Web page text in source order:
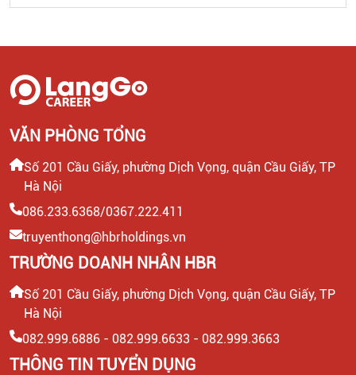
VĂN PHÒNG TỔNG
Số 201 Cầu Giấy, phường Dịch Vọng, quận Cầu Giấy, TP
Hà Nội
086.233.6368/0367.222.411
truyenthong@hbrholdings.vn
TRƯỜNG DOANH NHÂN HBR
Số 201 Cầu Giấy, phường Dịch Vọng, quận Cầu Giấy, TP
Hà Nội
082.999.6886 - 082.999.6633 - 082.999.3663
THÔNG TIN TUYỂN DỤNG